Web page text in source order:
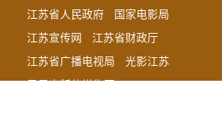
江苏省人民政府 国家电影局
江苏宣传网 江苏省财政厅
江苏省广播电视局 光影江苏